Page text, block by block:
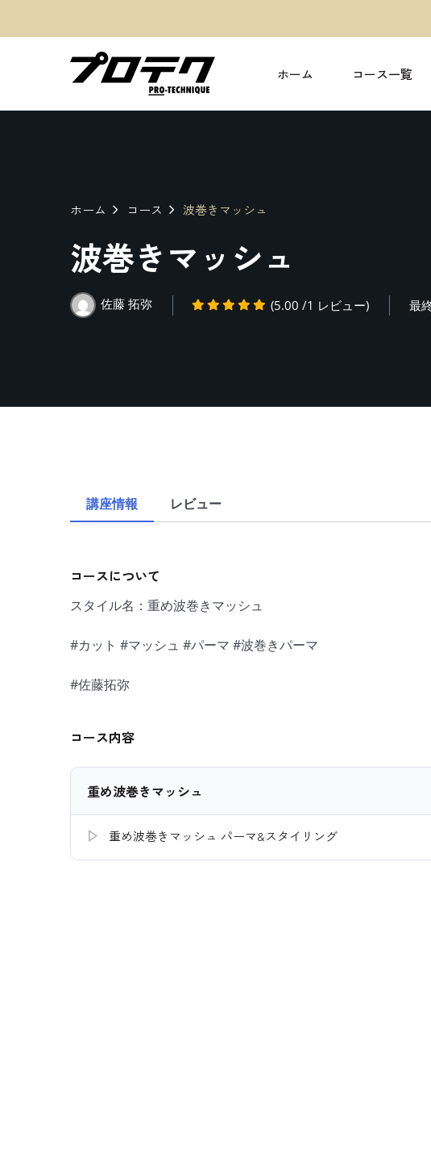
ホーム コース一覧
ホーム コース 波巻きマッシュ
波巻きマッシュ
佐藤 拓弥 (5.00 /1 レビュー) 最
講座情報 レビュー
コースについて
スタイル名：重め波巻きマッシュ
#カット #マッシュ #パーマ #波巻きパーマ
#佐藤拓弥
コース内容
重め波巻きマッシュ
重め波巻きマッシュ パーマ&スタイリング